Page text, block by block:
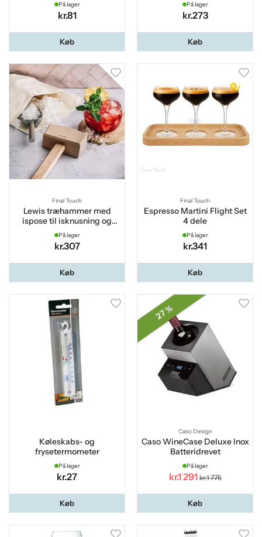
På lager
kr.81
Køb
På lager
kr.273
Køb
Final Touch
Lewis træhammer med
ispose til isknusning og
isskovl
På lager
kr.307
Køb
Final Touch
Espresso Martini Flight Set
4 dele
På lager
kr.341
Køb
Køleskabs- og
frysetermometer
På lager
kr.27
Køb
27 %
Caso Design
Caso WineCase Deluxe Inox
Batteridrevet
På lager
kr.1 291 kr.1 775
Køb